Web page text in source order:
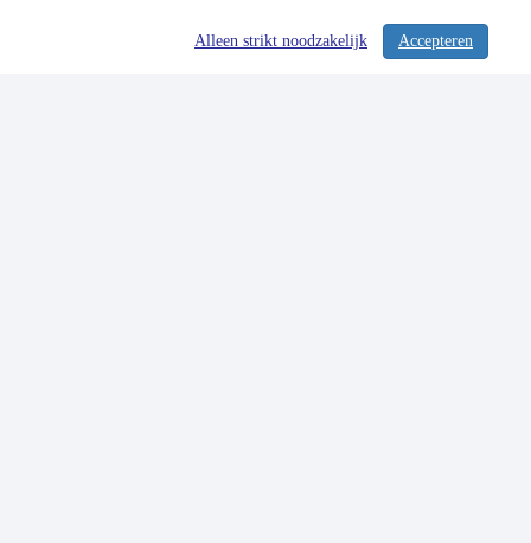
/ 357
Accepteren
Alleen strikt noodzakelijk